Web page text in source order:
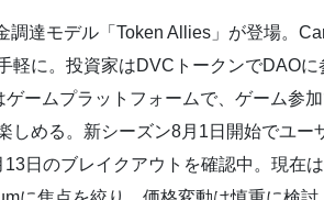
調達モデル「Token Allies」が登場。
軽に。投資家はDVCトークンでDAO
ームプラットフォームで、ゲーム参
しめる。新シーズン8月1日開始でユー
日のブレイクアウトを確認中。現在